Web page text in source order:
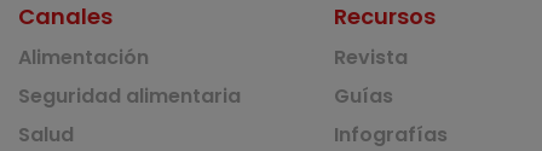
Canales
Alimentación
Seguridad alimentaria
Salud
Recursos
Revista
Guías
Infografías